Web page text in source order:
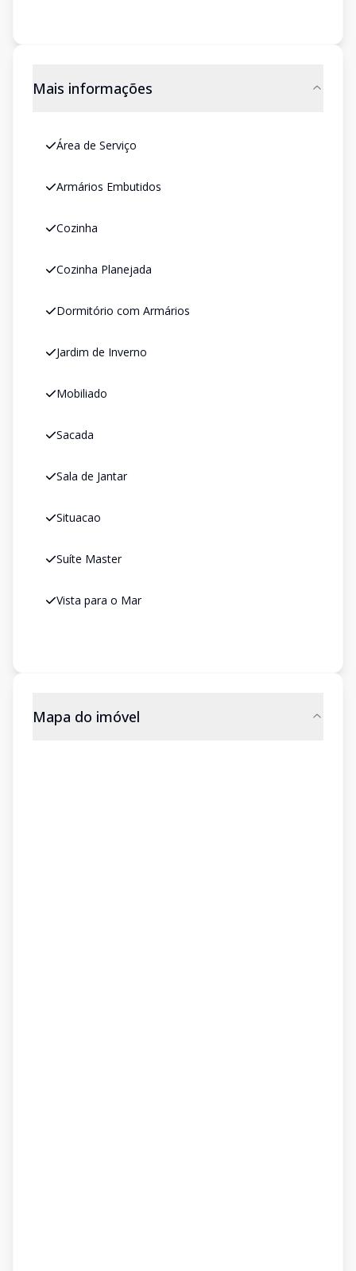
Mais informações
Área de Serviço
Armários Embutidos
Cozinha
Cozinha Planejada
Dormitório com Armários
Jardim de Inverno
Mobiliado
Sacada
Sala de Jantar
Situacao
Suíte Master
Vista para o Mar
Mapa do imóvel